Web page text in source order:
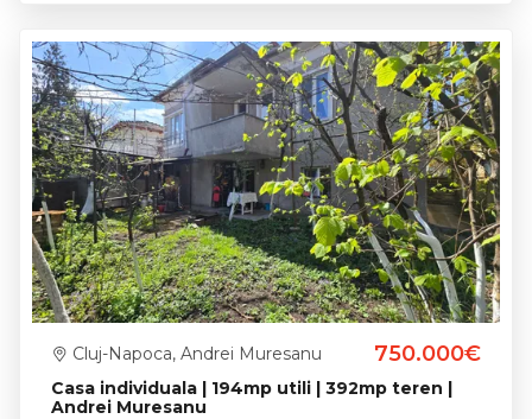
Casa individuala | 194mp utili | 392mp teren |
Andrei Muresanu
Cluj-Napoca, Andrei Muresanu 750.000€